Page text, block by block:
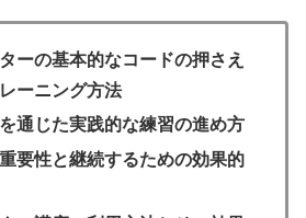
ーの基本的なコードの押さえ
ーニング方法
通じた実践的な練習の進め方
要性と継続するための効果的